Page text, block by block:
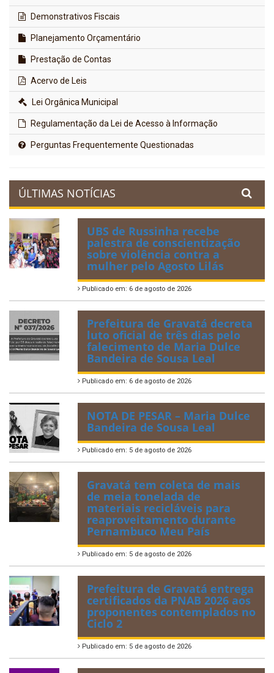
Demonstrativos Fiscais
Planejamento Orçamentário
Prestação de Contas
Acervo de Leis
Lei Orgânica Municipal
Regulamentação da Lei de Acesso à Informação
Perguntas Frequentemente Questionadas
ÚLTIMAS NOTÍCIAS
UBS de Russinha recebe
palestra de conscientização
sobre violência contra a
mulher pelo Agosto Lilás
Publicado em: 6 de agosto de 2026
Prefeitura de Gravatá decreta
luto oficial de três dias pelo
falecimento de Maria Dulce
Bandeira de Sousa Leal
Publicado em: 6 de agosto de 2026
NOTA DE PESAR – Maria Dulce
Bandeira de Sousa Leal
Publicado em: 5 de agosto de 2026
Gravatá tem coleta de mais
de meia tonelada de
materiais recicláveis para
reaproveitamento durante
Pernambuco Meu País
Publicado em: 5 de agosto de 2026
Prefeitura de Gravatá entrega
certificados da PNAB 2026 aos
proponentes contemplados no
Ciclo 2
Publicado em: 5 de agosto de 2026